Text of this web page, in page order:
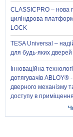
CLASSICPRO – нова
циліндрова
LOCK
TESA Universal –
для будь-яких дверей
Інноваційна
дотягувачів ABLOY®
дверного механізму
доступу в приміщення